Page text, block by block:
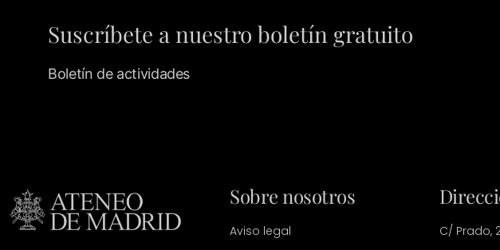
Suscríbete a nuestro boletín gratuito
Boletín de actividades
Sobre nosotros
Aviso legal
C/ Prado,